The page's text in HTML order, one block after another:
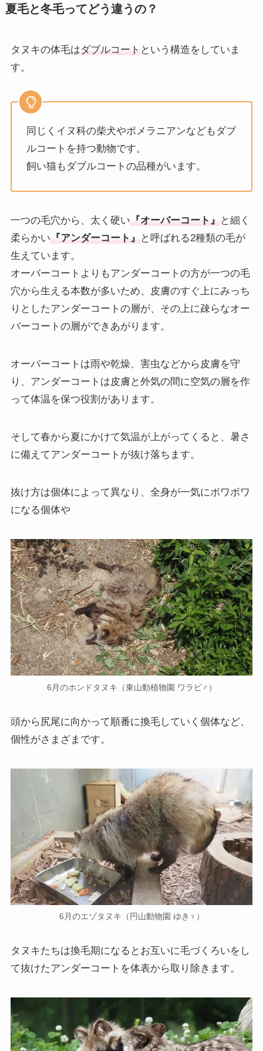
夏毛と冬毛ってどう違うの？
タヌキの体毛はダブルコート という構造をしていま
す。
同じくイヌ科の柴犬やポメラニアンなどもダブ
ルコートを持つ動物です。
飼い猫もダブルコートの品種がいます。
一つの毛穴から、太く硬い 『オーバーコート』
と細く
柔らかい 『アンダーコート』
と呼ばれる2種類の毛が
生えています。
オーバーコートよりもアンダーコートの方が一つの毛
穴から生える本数が多いため、皮膚のすぐ上にみっち
りとしたアンダーコートの層が、その上に疎らなオー
バーコートの層ができあがります。
オーバーコートは雨や乾燥、害虫などから皮膚を守
り、アンダーコートは皮膚と外気の間に空気の層を作
って体温を保つ役割があります。
そして春から夏にかけて気温が上がってくると、暑さ
に備えてアンダーコートが抜け落ちます。
抜け方は個体によって異なり、全身が一気にボワボワ
になる個体や
6月のホンドタヌキ（東山動植物園 ワラビ♂）
頭から尻尾に向かって順番に換毛していく個体など、
個性がさまざまです。
6月のエゾタヌキ（円山動物園 ゆき♀）
タヌキたちは換毛期になるとお互いに毛づくろいをし
て抜けたアンダーコートを体表から取り除きます。